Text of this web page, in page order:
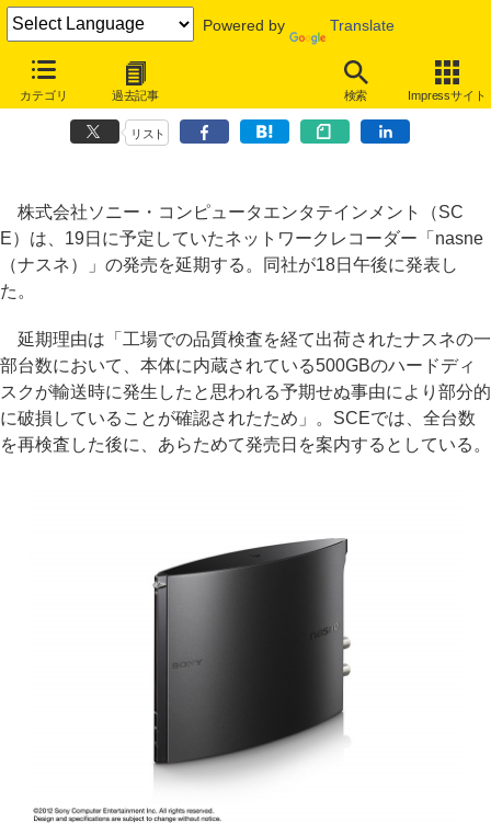
Powered by Translate
カテゴリ 過去記事 検索 Impressサイト
SCE、19日に予定していた「nasne」の発売を延期、一部台数でHDD
破損を確認
リスト
株式会社ソニー・コンピュータエンタテインメント（SC
E）は、19日に予定していたネットワークレコーダー「nasne
（ナスネ）」の発売を延期する。同社が18日午後に発表し
た。
延期理由は「工場での品質検査を経て出荷されたナスネの一
部台数において、本体に内蔵されている500GBのハードディ
スクが輸送時に発生したと思われる予期せぬ事由により部分的
に破損していることが確認されたため」。SCEでは、全台数
を再検査した後に、あらためて発売日を案内するとしている。